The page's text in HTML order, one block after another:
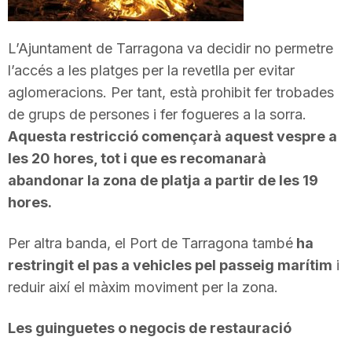
a
r
r
a
g
L’Ajuntament de Tarragona va decidir no permetre
l’accés a les platges per la revetlla per evitar
aglomeracions. Per tant, està prohibit fer trobades
de grups de persones i fer fogueres a la sorra.
Aquesta restricció començarà aquest vespre a
les 20 hores, tot i que es recomanarà
abandonar la zona de platja a partir de les 19
hores.
Per altra banda, el Port de Tarragona també ha
restringit el pas a vehicles pel passeig marítim i
reduir així el màxim moviment per la zona.
Les guinguetes o negocis de restauració